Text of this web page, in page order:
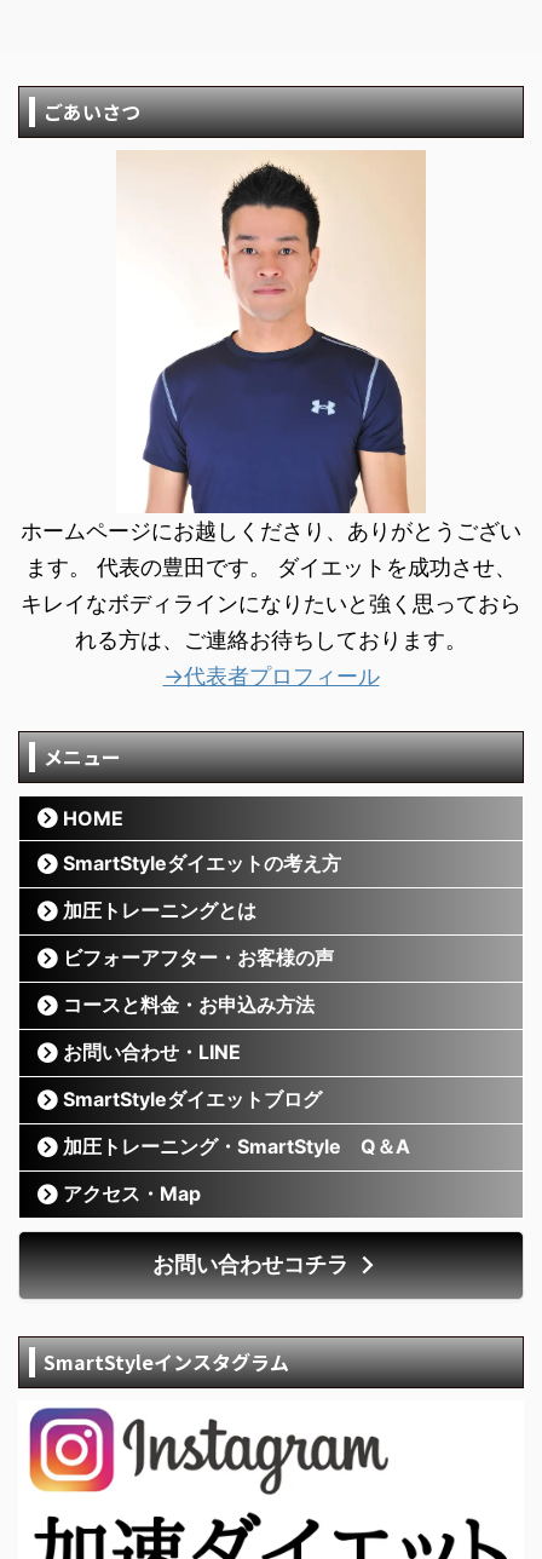
ごあいさつ
ホームページにお越しくださり、ありがとうござい
ます。 代表の豊田です。 ダイエットを成功させ、
キレイなボディラインになりたいと強く思っておら
れる方は、ご連絡お待ちしております。
→代表者プロフィール
メニュー
HOME
SmartStyleダイエットの考え方
加圧トレーニングとは
ビフォーアフター・お客様の声
コースと料金・お申込み方法
お問い合わせ・LINE
SmartStyleダイエットブログ
加圧トレーニング・SmartStyle Q＆A
アクセス・Map
お問い合わせコチラ
SmartStyleインスタグラム